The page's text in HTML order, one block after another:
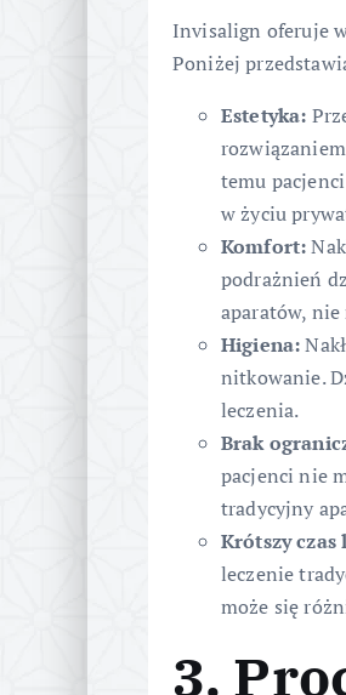
Invisalign oferuje
Poniżej
Estetyka:
temu
w życiu
Komfort:
podrażnień
aparatów, nie
Higiena:
nitkowanie.
leczenia.
Brak
pacjenci nie
tradycyjny
Krótszy czas
leczenie
może się
3.